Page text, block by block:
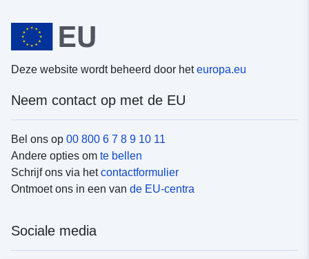
Deze website wordt beheerd door heteuropa.eu
Neem contact op met de EU
Bel ons op 00 800 6 7 8 9 10 11
Andere opties om te bellen
Schrijf ons via hetcontactformulier
Ontmoet ons in een van de EU-centra
Sociale media